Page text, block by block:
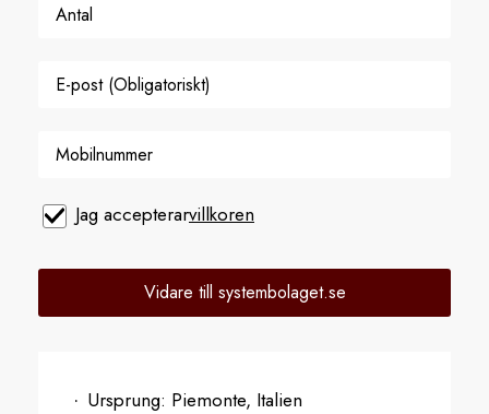
Jag accepterarvillkoren
Vidare till systembolaget.se
Ursprung: Piemonte, Italien